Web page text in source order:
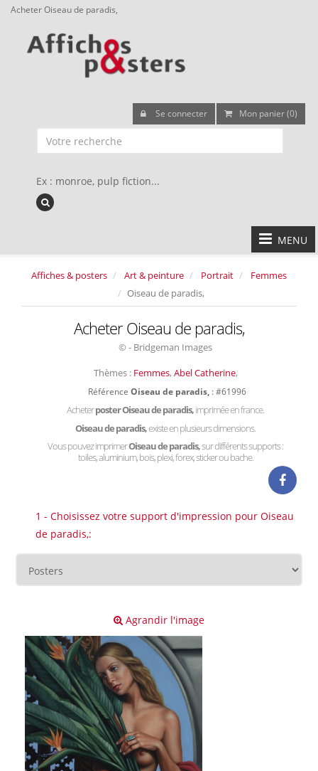
Acheter Oiseau de paradis,
Se connecter Mon panier (0)
Ex : monroe, pulp fiction...
MENU
Affiches & posters Art & peinture Portrait
Femmes
Oiseau de paradis,
Acheter Oiseau de paradis,
© - Bridgeman Images
Thèmes : Femmes, Abel Catherine,
Référence Oiseau de paradis, : #61996
Acheterposter Oiseau de paradis,imprimée en france.
Oiseau de paradis,existe en plusieurs dimensions.
Vous pouvez imprimerOiseau de paradis,sur différents supports :
toiles, aluminium, bois, plexi, forex, sticker ou bache.
1 - Choisissez votre support d'impression pour Oiseau
de paradis,:
Agrandir l'image